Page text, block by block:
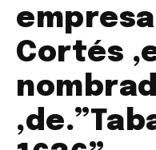
Cortés